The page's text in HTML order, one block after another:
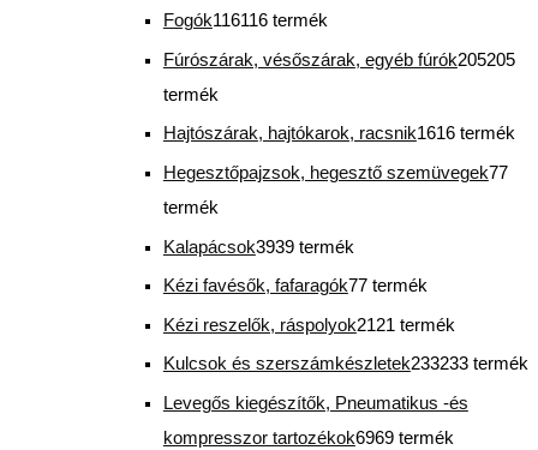
Fogók116116 termék
Fúrószárak, vésőszárak, egyéb fúrók205205
termék
Hajtószárak, hajtókarok, racsnik1616 termék
Hegesztőpajzsok, hegesztő szemüvegek77
termék
Kalapácsok3939 termék
Kézi favésők, fafaragók77 termék
Kézi reszelők, ráspolyok2121 termék
Kulcsok és szerszámkészletek233233 termék
Levegős kiegészítők, Pneumatikus -és
kompresszor tartozékok6969 termék